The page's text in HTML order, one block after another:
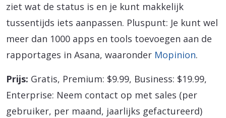
ziet wat de status is en je kunt makkelijk
tussentijds iets aanpassen. Pluspunt: Je kunt wel
meer dan 1000 apps en tools toevoegen aan de
rapportages in Asana, waaronder Mopinion.
Prijs: Gratis, Premium: $9.99, Business: $19.99,
Enterprise: Neem contact op met sales (per
gebruiker, per maand, jaarlijks gefactureerd)